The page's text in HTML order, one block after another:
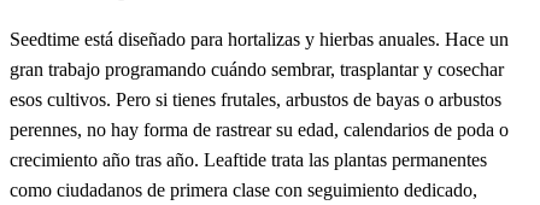
Seedtime está diseñado para hortalizas y hierbas anuales. Hace un
gran trabajo programando cuándo sembrar, trasplantar y cosechar
esos cultivos. Pero si tienes frutales, arbustos de bayas o arbustos
perennes, no hay forma de rastrear su edad, calendarios de poda o
crecimiento año tras año. Leaftide trata las plantas permanentes
como ciudadanos de primera clase con seguimiento dedicado,